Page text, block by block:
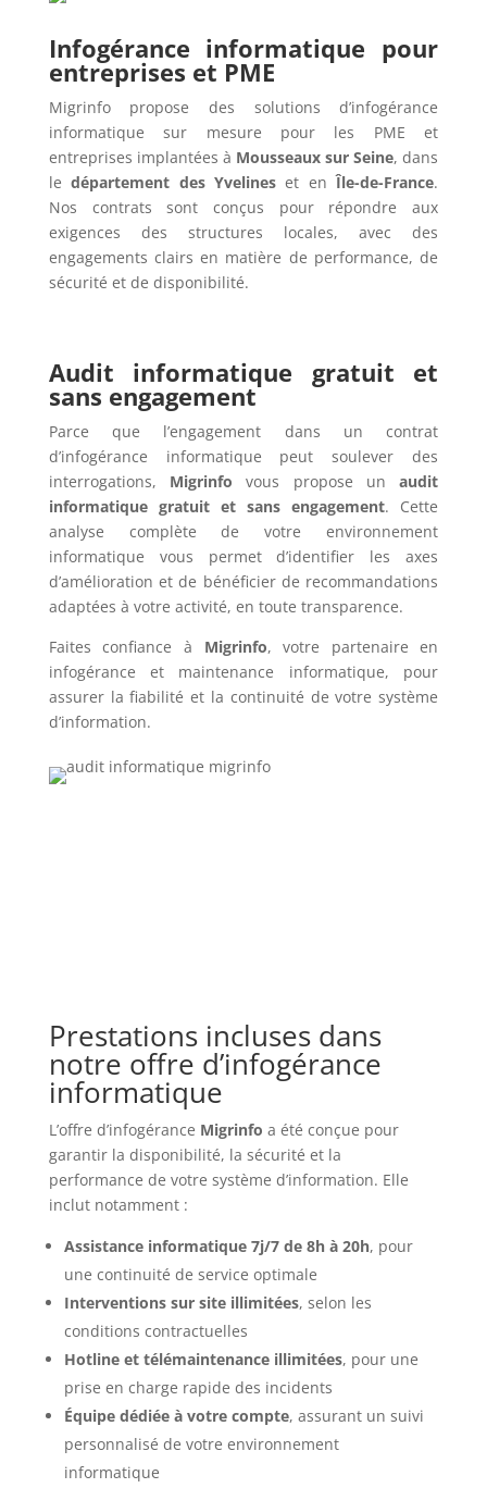
Infogérance informatique pour
entreprises et PME
Migrinfo propose des solutions d’infogérance
informatique sur mesure pour les PME et
entreprises implantées à Mousseaux sur Seine, dans
ledépartement des Yvelines et enÎle-de-France.
Nos contrats sont conçus pour répondre aux
exigences des structures locales, avec des
engagements clairs en matière de performance, de
sécurité et de disponibilité.
Audit informatique gratuit et
sans engagement
Parce que l’engagement dans un contrat
d’infogérance informatique peut soulever des
interrogations, Migrinfovous propose unaudit
informatique gratuit et sans engagement. Cette
analyse complète de votre environnement
informatique vous permet d’identifier les axes
d’amélioration et de bénéficier de recommandations
adaptées à votre activité, en toute transparence.
Faites confiance à Migrinfo, votre partenaire en
infogérance et maintenance informatique, pour
assurer la fiabilité et la continuité de votre système
d’information.
Prestations incluses dans
notre offre d’infogérance
informatique
L’offre d’infogérance Migrinfo a été conçue pour
garantir la disponibilité, la sécurité et la
performance de votre système d’information. Elle
inclut notamment :
Assistance informatique 7j/7 de 8h à 20h, pour
une continuité de service optimale
Interventions sur site illimitées, selon les
conditions contractuelles
Hotline et télémaintenance illimitées, pour une
prise en charge rapide des incidents
Équipe dédiée à votre compte, assurant un suivi
personnalisé de votre environnement
informatique